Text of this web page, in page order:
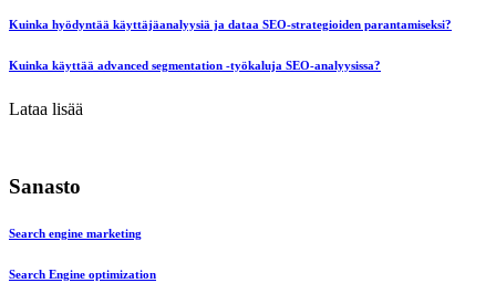
Kuinka hyödyntää käyttäjäanalyysiä ja dataa SEO-strategioiden parantamiseksi?
Kuinka käyttää advanced segmentation -työkaluja SEO-analyysissa?
Lataa lisää
Sanasto
Search engine marketing
Search Engine optimization